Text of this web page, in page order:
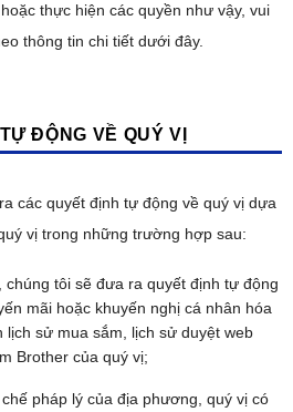
thực hiện các quyền như vậy, vui
thông tin chi tiết dưới đây.
ĐỘNG VỀ QUÝ VỊ
các quyết định tự động về quý vị dựa
vị trong những trường hợp sau:
chúng tôi sẽ đưa ra quyết định tự động
mãi hoặc khuyến nghị cá nhân hóa
sử mua sắm, lịch sử duyệt web
Brother của quý vị;
pháp lý của địa phương, quý vị có